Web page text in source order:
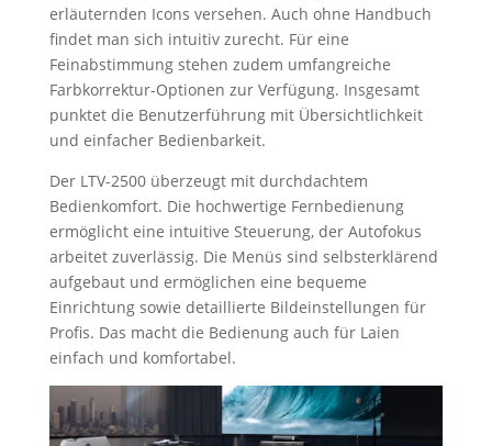
erläuternden Icons versehen. Auch ohne Handbuch
findet man sich intuitiv zurecht. Für eine
Feinabstimmung stehen zudem umfangreiche
Farbkorrektur-Optionen zur Verfügung. Insgesamt
punktet die Benutzerführung mit Übersichtlichkeit
und einfacher Bedienbarkeit.
Der LTV-2500 überzeugt mit durchdachtem
Bedienkomfort. Die hochwertige Fernbedienung
ermöglicht eine intuitive Steuerung, der Autofokus
arbeitet zuverlässig. Die Menüs sind selbsterklärend
aufgebaut und ermöglichen eine bequeme
Einrichtung sowie detaillierte Bildeinstellungen für
Profis. Das macht die Bedienung auch für Laien
einfach und komfortabel.